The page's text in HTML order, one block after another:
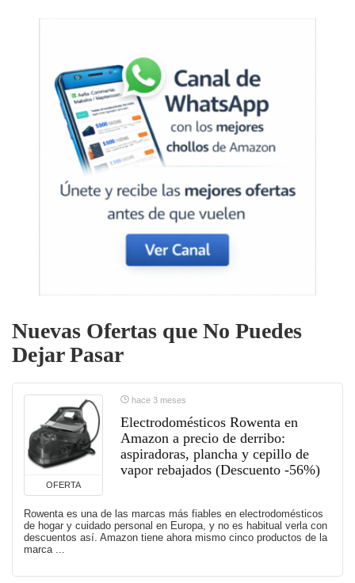
Nuevas Ofertas que No Puedes
Dejar Pasar
OFERTA
hace 3 meses
Electrodomésticos Rowenta en
Amazon a precio de derribo:
aspiradoras, plancha y cepillo de
vapor rebajados (Descuento -56%)
Rowenta es una de las marcas más fiables en electrodomésticos
de hogar y cuidado personal en Europa, y no es habitual verla con
descuentos así. Amazon tiene ahora mismo cinco productos de la
marca ...